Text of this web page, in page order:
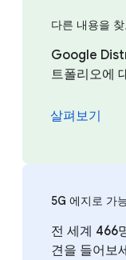
다른 내용을
Google
트폴리오에
살펴보기
5G 에지로 가
전 세계 466
견을 들어보